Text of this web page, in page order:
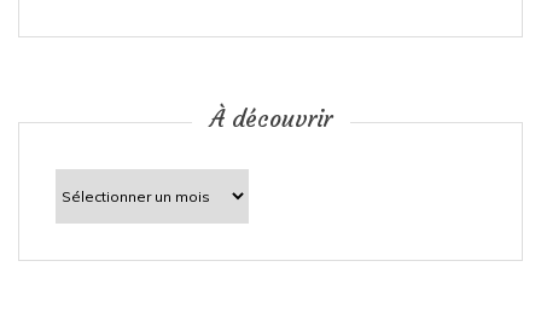
c
À découvrir
découvrir